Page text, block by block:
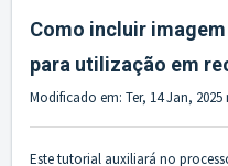
Como incluir
para utilização em
Modificado em: Ter, 14 Jan, 2025
Este tutorial auxiliará no